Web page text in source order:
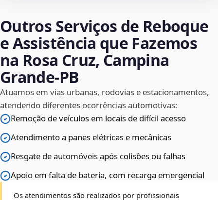
Outros Serviços de Reboque
e Assistência que Fazemos
na Rosa Cruz, Campina
Grande‑PB
Atuamos em vias urbanas, rodovias e estacionamentos,
atendendo diferentes ocorrências automotivas:
Remoção de veículos em locais de difícil acesso
Atendimento a panes elétricas e mecânicas
Resgate de automóveis após colisões ou falhas
Apoio em falta de bateria, com recarga emergencial
Os atendimentos são realizados por profissionais